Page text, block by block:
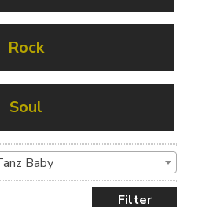
Rock
Soul
Baby
Filter